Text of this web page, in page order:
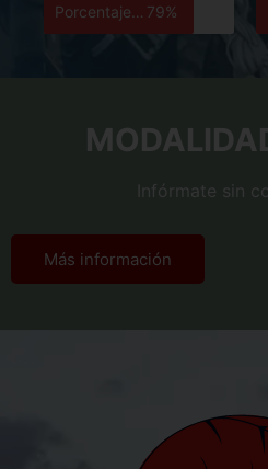
79%
Infórmate sin
Más información